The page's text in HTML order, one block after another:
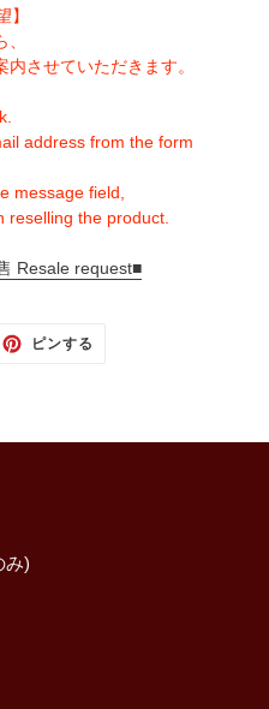
】
させていただきます。
address from the form
message field,
reselling the product.
Resale request■
ピンする
み)